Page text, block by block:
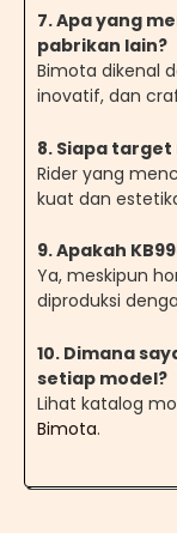
7.Apa yang
pabrikan lain?
Bimota dikenal
inovatif, dan
8. Siapa target
Rider yang
kuat dan
9.Apakah
Ya, meskipun
diproduksi
10. Dimana
setiap model?
Lihat katalog
Bimota.